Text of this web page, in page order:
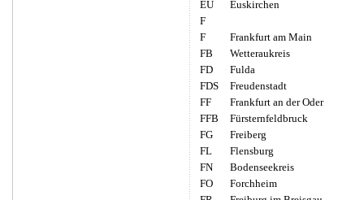
EU
Euskirchen
F
F
Frankfurt am Main
FB
Wetteraukreis
FD
Fulda
FDS
Freudenstadt
FF
Frankfurt an der Oder
FFB
Fürsternfeldbruck
FG
Freiberg
FL
Flensburg
FN
Bodenseekreis
FO
Forchheim